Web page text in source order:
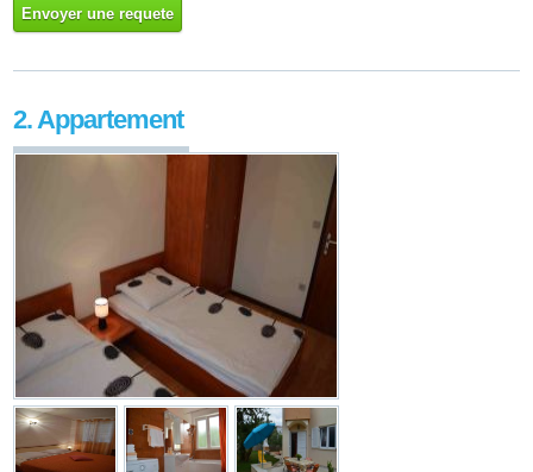
Envoyer une requete
2. Appartement